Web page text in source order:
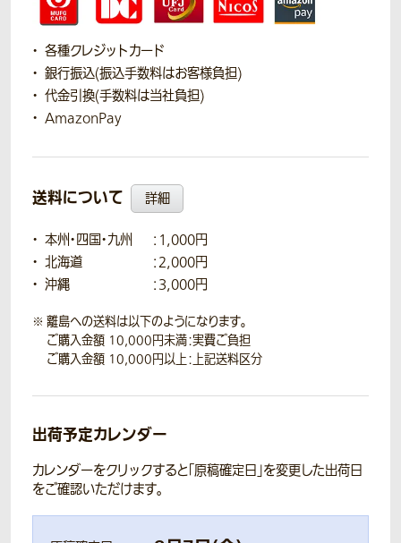
各種クレジットカード
銀行振込(振込手数料はお客様負担)
代金引換(手数料は当社負担)
AmazonPay
送料について 詳細
本州・四国・九州
：1,000円
北海道
：2,000円
沖縄
：3,000円
離島への送料は以下のようになります。
ご購入金額 10,000円未満：実費ご負担
ご購入金額 10,000円以上：上記送料区分
出荷予定カレンダー
カレンダーをクリックすると「原稿確定日」を変更した出荷日
をご確認いただけます。